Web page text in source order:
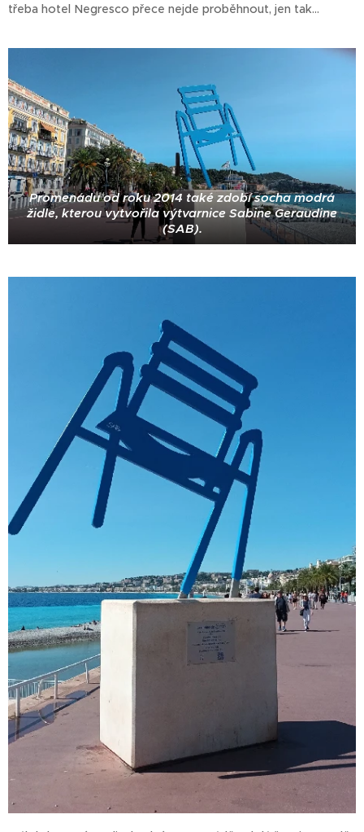
třeba hotel Negresco přece nejde proběhnout, jen tak…
Promenádu od roku 2014 také zdobí socha modrá
židle, kterou vytvořila výtvarnice Sabine Geraudine
(SAB).